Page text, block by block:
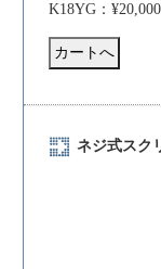
K18YG：
ネジ式スク